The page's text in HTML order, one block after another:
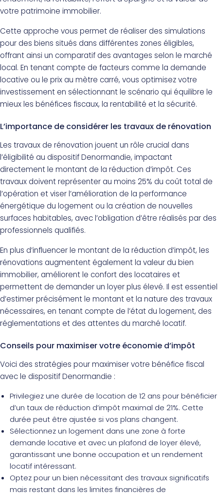
votre patrimoine immobilier.
Cette approche vous permet de réaliser des simulations
pour des biens situés dans différentes zones éligibles,
offrant ainsi un comparatif des avantages selon le marché
local. En tenant compte de facteurs comme la demande
locative ou le prix au mètre carré, vous optimisez votre
investissement en sélectionnant le scénario qui équilibre le
mieux les bénéfices fiscaux, la rentabilité et la sécurité.
L’importance de considérer les travaux de rénovation
Les travaux de rénovation jouent un rôle crucial dans
l’éligibilité au dispositif Denormandie, impactant
directement le montant de la réduction d’impôt. Ces
travaux doivent représenter au moins 25% du coût total de
l’opération et viser l’amélioration de la performance
énergétique du logement ou la création de nouvelles
surfaces habitables, avec l’obligation d’être réalisés par des
professionnels qualifiés.
En plus d’influencer le montant de la réduction d’impôt, les
rénovations augmentent également la valeur du bien
immobilier, améliorent le confort des locataires et
permettent de demander un loyer plus élevé. Il est essentiel
d’estimer précisément le montant et la nature des travaux
nécessaires, en tenant compte de l’état du logement, des
réglementations et des attentes du marché locatif.
Conseils pour maximiser votre économie d’impôt
Voici des stratégies pour maximiser votre bénéfice fiscal
avec le dispositif Denormandie :
Privilegiez une durée de location de 12 ans pour bénéficier
d’un taux de réduction d’impôt maximal de 21%. Cette
durée peut être ajustée si vos plans changent.
Sélectionnez un logement dans une zone à forte
demande locative et avec un plafond de loyer élevé,
garantissant une bonne occupation et un rendement
locatif intéressant.
Optez pour un bien nécessitant des travaux significatifs
mais restant dans les limites financières de